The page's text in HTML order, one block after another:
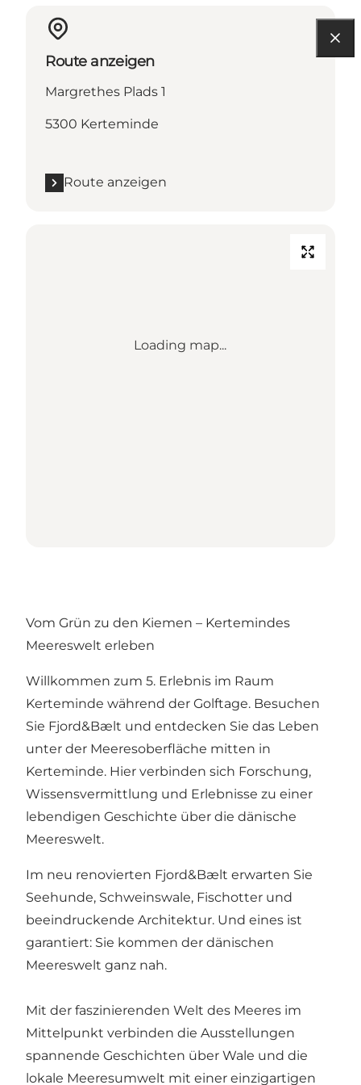
Route anzeigen
Margrethes Plads 1
5300 Kerteminde
Route anzeigen
Loading map...
Vom Grün zu den Kiemen – Kertemindes
Meereswelt erleben
Willkommen zum 5. Erlebnis im Raum
Kerteminde während der Golftage. Besuchen
Sie Fjord&Bælt und entdecken Sie das Leben
unter der Meeresoberfläche mitten in
Kerteminde. Hier verbinden sich Forschung,
Wissensvermittlung und Erlebnisse zu einer
lebendigen Geschichte über die dänische
Meereswelt.
Im neu renovierten Fjord&Bælt erwarten Sie
Seehunde, Schweinswale, Fischotter und
beeindruckende Architektur. Und eines ist
garantiert: Sie kommen der dänischen
Meereswelt ganz nah.
Mit der faszinierenden Welt des Meeres im
Mittelpunkt verbinden die Ausstellungen
spannende Geschichten über Wale und die
lokale Meeresumwelt mit einer einzigartigen